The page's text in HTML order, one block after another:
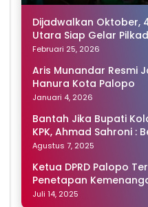
Dijadwalkan Oktober,
Utara Siap Gelar
Februari 25, 2026
Aris Munandar Resmi
Hanura Kota Palopo
Januari 4, 2026
Bantah Jika Bupati
KPK, Ahmad Sahroni :
Disamping Saya di
Agustus 7, 2025
Ketua DPRD Palopo
Penetapan
Naili-Akhmad dari KPU
Juli 14, 2025